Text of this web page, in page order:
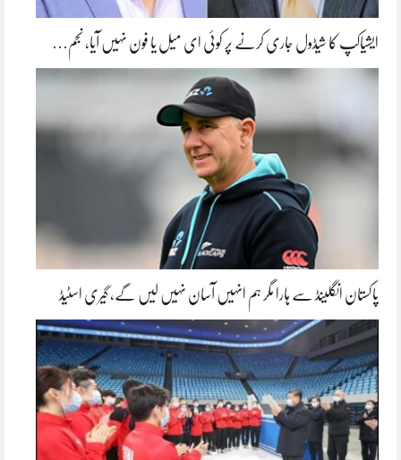
ایشیاکپ کا شیڈول جاری کرنے پر کوئی ای میل یا فون نہیں آیا، نجم…
پاکستان انگلینڈ سے ہارا مگر ہم انہیں آسان نہیں لیں گے، گیری اسٹیڈ